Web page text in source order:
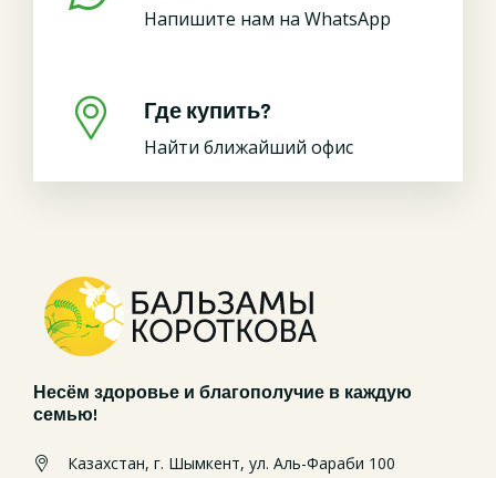
Напишите нам на WhatsApp
Где купить?
Найти ближайший офис
Несём здоровье и благополучие в каждую
семью!
Казахстан, г. Шымкент, ул. Аль-Фараби 100